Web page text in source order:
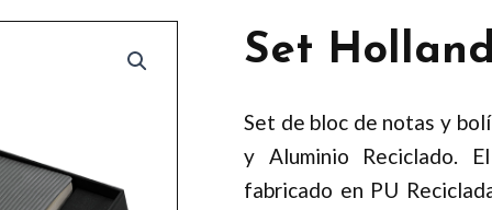
Set
Set de bloc de notas y
y Aluminio Reciclado.
fabricado en PU